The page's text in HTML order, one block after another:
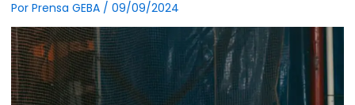
Por Prensa GEBA / 09/09/2024